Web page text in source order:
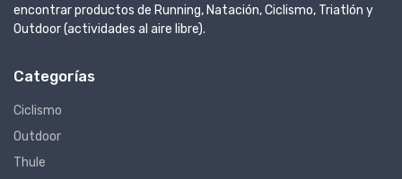
encontrar productos de Running, Natación, Ciclismo, Triatlón y
Outdoor (actividades al aire libre).
Categorías
Ciclismo
Outdoor
Thule